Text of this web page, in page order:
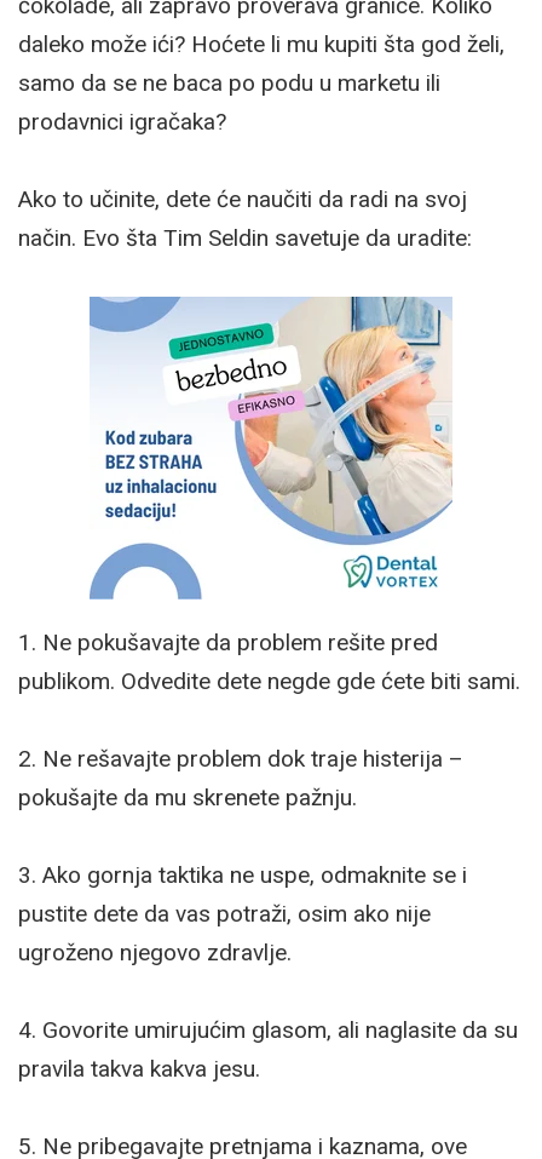
čokolade, ali zapravo proverava granice. Koliko
daleko može ići? Hoćete li mu kupiti šta god želi,
samo da se ne baca po podu u marketu ili
prodavnici igračaka?
Ako to učinite, dete će naučiti da radi na svoj
način. Evo šta Tim Seldin savetuje da uradite:
1. Ne pokušavajte da problem rešite pred
publikom. Odvedite dete negde gde ćete biti sami.
2. Ne rešavajte problem dok traje histerija –
pokušajte da mu skrenete pažnju.
3. Ako gornja taktika ne uspe, odmaknite se i
pustite dete da vas potraži, osim ako nije
ugroženo njegovo zdravlje.
4. Govorite umirujućim glasom, ali naglasite da su
pravila takva kakva jesu.
5. Ne pribegavajte pretnjama i kaznama, ove